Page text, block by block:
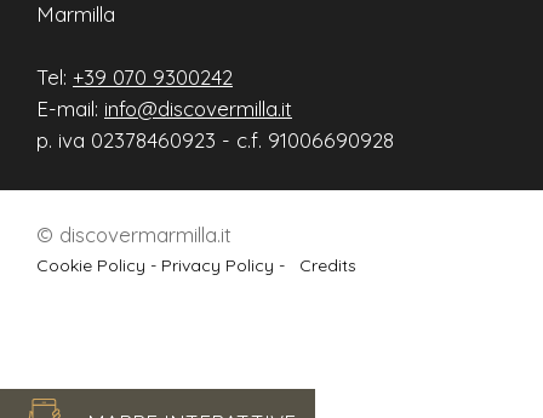
Marmilla
Tel: +39 070 9300242
E-mail: info@discovermilla.it
p. iva 02378460923 - c.f. 91006690928
© discovermarmilla.it
Cookie Policy - Privacy Policy - Credits